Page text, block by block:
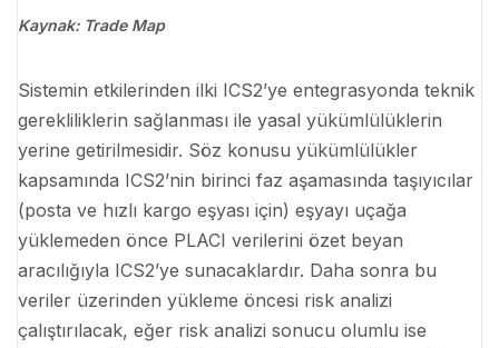
Kaynak: Trade Map
Sistemin etkilerinden ilki ICS2’ye entegrasyonda teknik
gerekliliklerin sağlanması ile yasal yükümlülüklerin
yerine getirilmesidir. Söz konusu yükümlülükler
kapsamında ICS2’nin birinci faz aşamasında taşıyıcılar
(posta ve hızlı kargo eşyası için) eşyayı uçağa
yüklemeden önce PLACI verilerini özet beyan
aracılığıyla ICS2’ye sunacaklardır. Daha sonra bu
veriler üzerinden yükleme öncesi risk analizi
çalıştırılacak, eğer risk analizi sonucu olumlu ise